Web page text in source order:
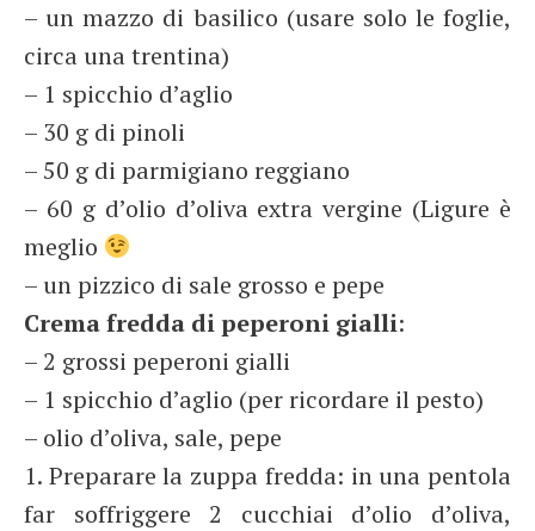
– un mazzo di basilico (usare solo le foglie,
circa una trentina)
– 1 spicchio d’aglio
– 30 g di pinoli
– 50 g di parmigiano reggiano
– 60 g d’olio d’oliva extra vergine (Ligure è
meglio
– un pizzico di sale grosso e pepe
Crema fredda di peperoni gialli:
– 2 grossi peperoni gialli
– 1 spicchio d’aglio (per ricordare il pesto)
– olio d’oliva, sale, pepe
1. Preparare la zuppa fredda: in una pentola
far soffriggere 2 cucchiai d’olio d’oliva,